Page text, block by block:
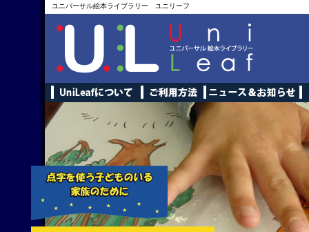
ユニバーサル絵本ライブラリー ユニリーフ